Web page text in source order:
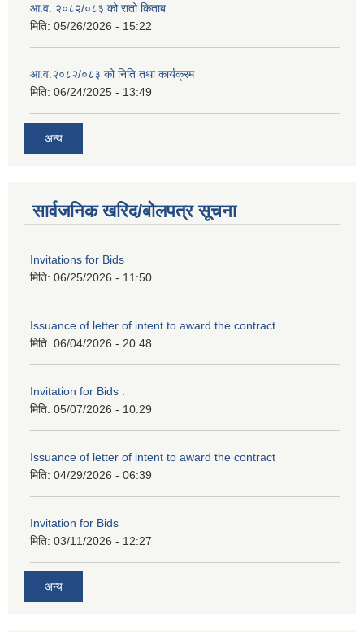
आ.व. २०८२/०८३ को रातो किताब
मिति: 05/26/2026 - 15:22
आ.व.२०८२/०८३ को निति तथा कार्यक्रम
मिति: 06/24/2025 - 13:49
अन्य
सार्वजनिक खरिद/बोलपत्र सूचना
Invitations for Bids
मिति: 06/25/2026 - 11:50
Issuance of letter of intent to award the contract
मिति: 06/04/2026 - 20:48
Invitation for Bids .
मिति: 05/07/2026 - 10:29
Issuance of letter of intent to award the contract
मिति: 04/29/2026 - 06:39
Invitation for Bids
मिति: 03/11/2026 - 12:27
अन्य